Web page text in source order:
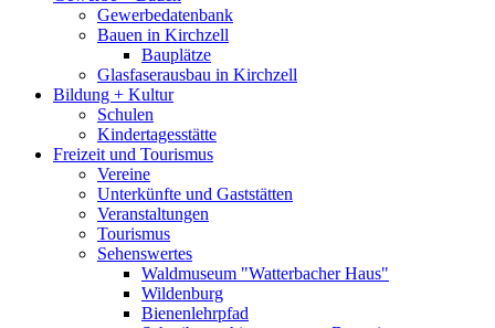
Gewerbedatenbank
Bauen in Kirchzell
Bauplätze
Glasfaserausbau in Kirchzell
Bildung + Kultur
Schulen
Kindertagesstätte
Freizeit und Tourismus
Vereine
Unterkünfte und Gaststätten
Veranstaltungen
Tourismus
Sehenswertes
Waldmuseum "Watterbacher Haus"
Wildenburg
Bienenlehrpfad